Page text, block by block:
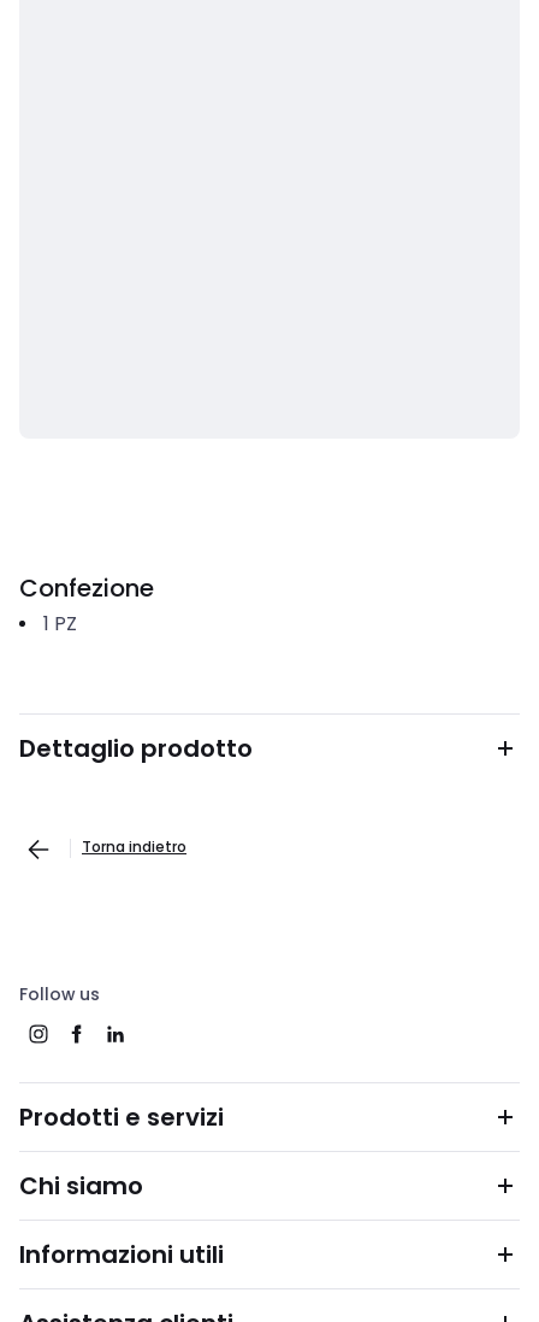
Confezione
1 PZ
Dettaglio prodotto
Torna indietro
Follow us
Prodotti e servizi
Chi siamo
Informazioni utili